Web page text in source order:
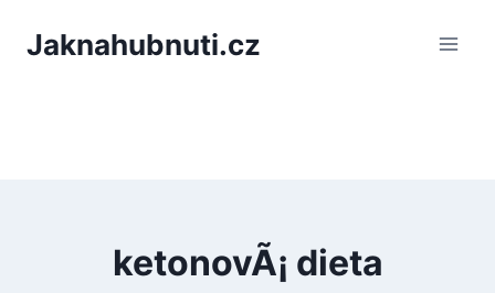
Jaknahubnuti.cz
ketonovÃ¡ dieta